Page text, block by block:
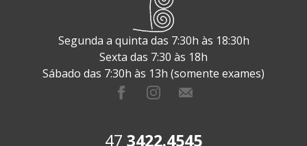
Segunda a quinta das 7:30h às 18:30h
Sexta das 7:30 às 18h
Sábado das 7:30h às 13h (somente exames)
47 3422.4545